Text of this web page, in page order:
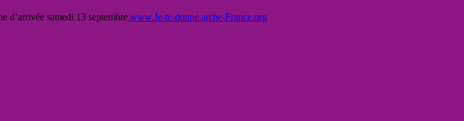
d’arrivée samedi 13 septembre.www.Je-te-donne.arche-France.org